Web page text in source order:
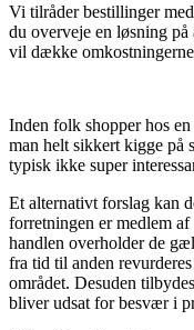
Vi tilråder bestillinger
du overveje en løsning
vil dække
Inden folk shopper hos
man helt sikkert kigge på
typisk ikke super
Et alternativt forslag kan
forretningen er medlem
handlen overholder de
fra tid til anden
området. Desuden
bliver udsat for besvær i